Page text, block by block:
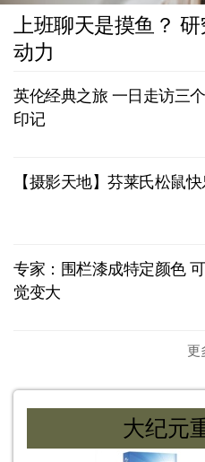
上班聊天是摸鱼？
动力
英伦经典之旅 一日走访三
印记
【摄影天地】芬莱氏松鼠
专家：围栏漆成特定颜色
觉变大
更
大纪元